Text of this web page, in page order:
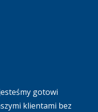
gotowi
klientami bez